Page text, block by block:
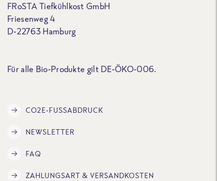
FRoSTA Tiefkühlkost GmbH
Friesenweg 4
D-22763 Hamburg
Für alle Bio-Produkte gilt DE-ÖKO-006.
CO2E-FUSSABDRUCK
NEWSLETTER
FAQ
ZAHLUNGSART & VERSANDKOSTEN